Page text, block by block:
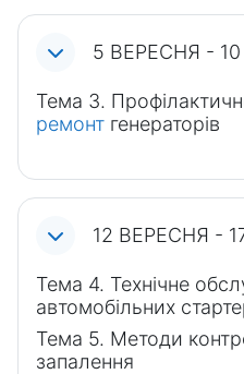
5 ВЕРЕСНЯ -
Тема 3.
ремонт генераторів
12 ВЕРЕСНЯ -
Тема 4. Технічне
автомобільних
Тема 5. Методи
запалення